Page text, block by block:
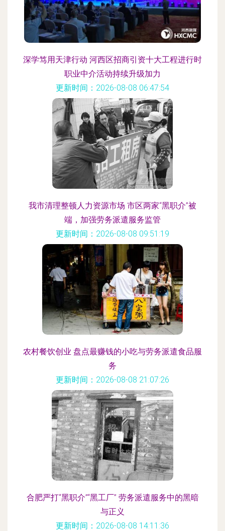
深学笃用天津行动 河西区招商引资十大工程进行时
职业中介活动持续升级加力
更新时间：2026-08-08 06:47:54
我市清理整顿人力资源市场 市区两家“黑职介”被
端，加强劳务派遣服务监管
更新时间：2026-08-08 09:51:19
农村餐饮创业 盘点最赚钱的小吃与劳务派遣食品服
务
更新时间：2026-08-08 21:07:26
合肥严打“黑职介”“黑工厂” 劳务派遣服务中的黑暗
与正义
更新时间：2026-08-08 14:11:36